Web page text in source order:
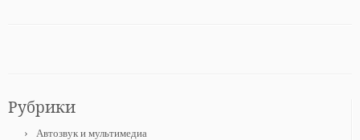
Рубрики
Автозвук и мультимедиа